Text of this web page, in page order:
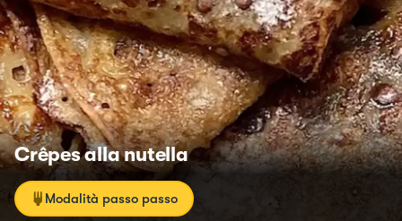
Crêpes alla nutella
Modalità passo passo